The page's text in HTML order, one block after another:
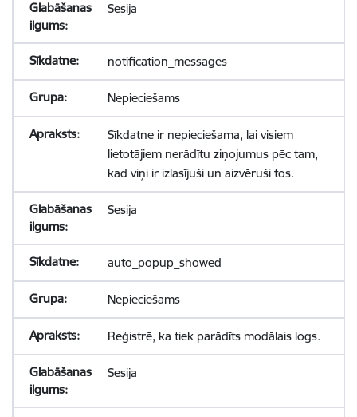
Sesija
notification_messages
Nepieciešams
Sīkdatne ir nepieciešama, lai visiem
lietotājiem nerādītu ziņojumus pēc tam,
kad viņi ir izlasījuši un aizvēruši tos.
Sesija
auto_popup_showed
Nepieciešams
Reģistrē, ka tiek parādīts modālais logs.
Sesija